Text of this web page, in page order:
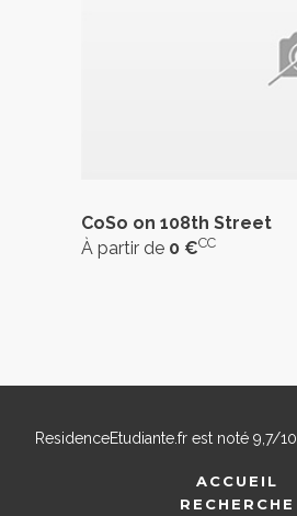
CoSo on 108th Street
À partir de 0 €CC
ResidenceEtudiante.frest noté 9,7/10
ACCUEIL
RECHERCHE